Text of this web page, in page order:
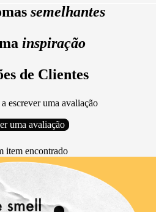
semelhantes
inspiração
de Clientes
escrever uma avaliação
uma avaliação
item encontrado